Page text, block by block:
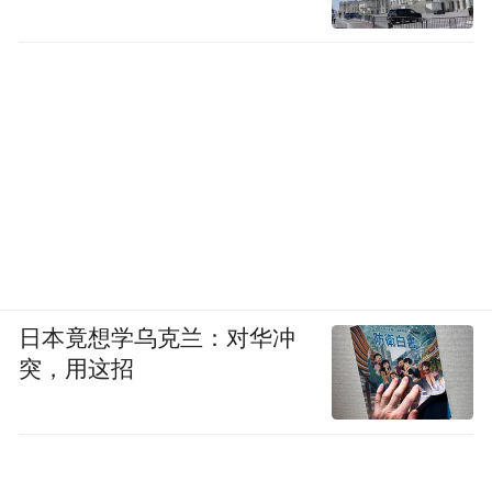
日本竟想学乌克兰：对华冲
突，用这招